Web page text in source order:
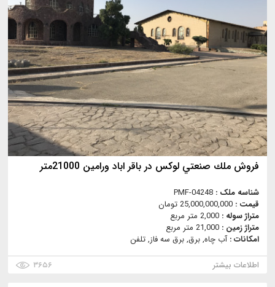
فروش ملك صنعتي لوكس در باقر اباد ورامين 21000متر
شناسه ملک : PMF-04248
قیمت : 25,000,000,000 تومان
متراژ سوله : 2,000 متر مربع
متراژ زمین : 21,000 متر مربع
امکانات :آب چاه, برق, برق سه فاز, تلفن
اطلاعات بیشتر
۳۶۵۶